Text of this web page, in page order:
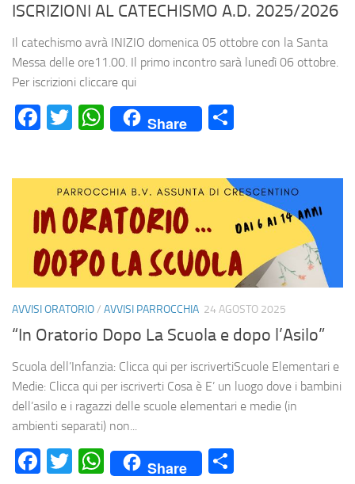
ISCRIZIONI AL CATECHISMO A.D. 2025/2026
Il catechismo avrà INIZIO domenica 05 ottobre con la Santa
Messa delle ore11.00. Il primo incontro sarà lunedì 06 ottobre.
Per iscrizioni cliccare qui
Facebook
Twitter
WhatsApp
Share
AVVISI ORATORIO/ AVVISI PARROCCHIA 24 AGOSTO 2025
“In Oratorio Dopo La Scuola e dopo l’Asilo”
Scuola dell’Infanzia: Clicca qui per iscrivertiScuole Elementari e
Medie: Clicca qui per iscriverti Cosa è E’ un luogo dove i bambini
dell’asilo e i ragazzi delle scuole elementari e medie (in
ambienti separati) non...
Facebook
Twitter
WhatsApp
Share